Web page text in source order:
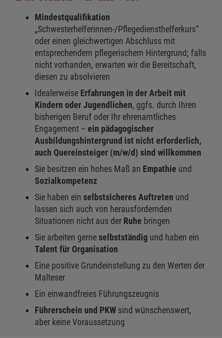
Mindestqualifikation
„Schwesterhelferinnen-/Pflegediensthelferkurs“
oder einen gleichwertigen Abschluss mit
entsprechendem pflegerischem Hintergrund; falls
nicht vorhanden, erwarten wir die Bereitschaft,
diesen zu absolvieren
Idealerweise Erfahrungen in der Arbeit mit
Kindern oder Jugendlichen, ggfs. durch Ihren
bisherigen Beruf oder Ihr ehrenamtliches
Engagement – ein pädagogischer
Ausbildungshintergrund ist nicht erforderlich,
auch Quereinsteiger (m/w/d) sind willkommen
Sie besitzen ein hohes Maß an Empathie und
Sozialkompetenz
Sie haben ein selbstsicheres Auftreten und
lassen sich auch von herausfordernden
Situationen nicht aus der Ruhe bringen
Sie arbeiten gerneselbstständig und haben ein
Talent für Organisation
Eine positive Grundeinstellung zu den Werten der
Malteser
Ein einwandfreies Führungszeugnis
Führerschein und PKW sind wünschenswert,
aber keine Voraussetzung